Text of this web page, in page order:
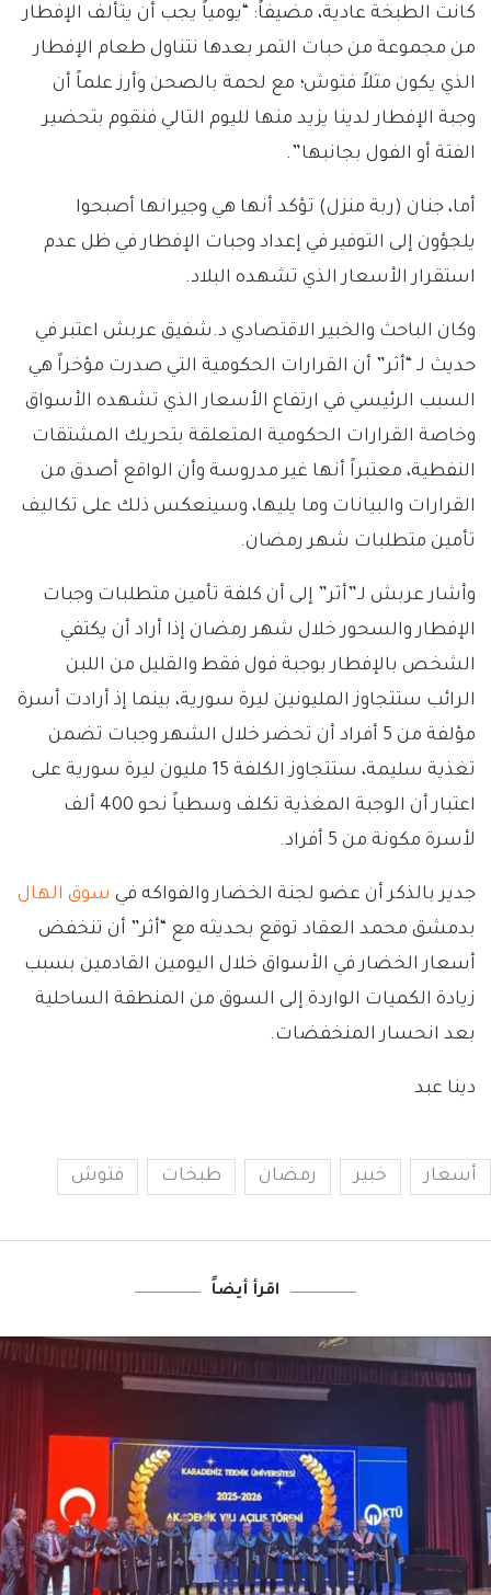
كانت الطبخة عادية، مضيفاً: “يومياً يجب أن يتألف الإفطار
من مجموعة من حبات التمر بعدها نتناول طعام الإفطار
الذي يكون مثلاً فتوش؛ مع لحمة بالصحن وأرز علماً أن
وجبة الإفطار لدينا يزيد منها لليوم التالي فنقوم بتحضير
الفتة أو الفول بجانبها”.
أما، جنان (ربة منزل) تؤكد أنها هي وجيرانها أصبحوا
يلجؤون إلى التوفير في إعداد وجبات الإفطار في ظل عدم
استقرار الأسعار الذي تشهده البلاد.
وكان الباحث والخبير الاقتصادي د.شفيق عربش اعتبر في
حديث لـ “أثر” أن القرارات الحكومية التي صدرت مؤخراً هي
السبب الرئيسي في ارتفاع الأسعار الذي تشهده الأسواق
وخاصة القرارات الحكومية المتعلقة بتحريك المشتقات
النفطية، معتبراً أنها غير مدروسة وأن الواقع أصدق من
القرارات والبيانات وما يليها، وسينعكس ذلك على تكاليف
تأمين متطلبات شهر رمضان.
وأشار عربش لـ”أثر” إلى أن كلفة تأمين متطلبات وجبات
الإفطار والسحور خلال شهر رمضان إذا أراد أن يكتفي
الشخص بالإفطار بوجبة فول فقط والقليل من اللبن
الرائب ستتجاوز المليونين ليرة سورية، بينما إذ أرادت أسرة
مؤلفة من 5 أفراد أن تحضر خلال الشهر وجبات تضمن
تغذية سليمة، ستتجاوز الكلفة 15 مليون ليرة سورية على
اعتبار أن الوجبة المغذية تكلف وسطياً نحو 400 ألف
لأسرة مكونة من 5 أفراد.
جدير بالذكر أن عضو لجنة الخضار والفواكه في سوق الهال
بدمشق محمد العقاد توقع بحديثه مع “أثر” أن تنخفض
أسعار الخضار في الأسواق خلال اليومين القادمين بسبب
زيادة الكميات الواردة إلى السوق من المنطقة الساحلية
بعد انحسار المنخفضات.
دينا عبد
أسعار خبير رمضان طبخات فتوش
اقرأ أيضاً